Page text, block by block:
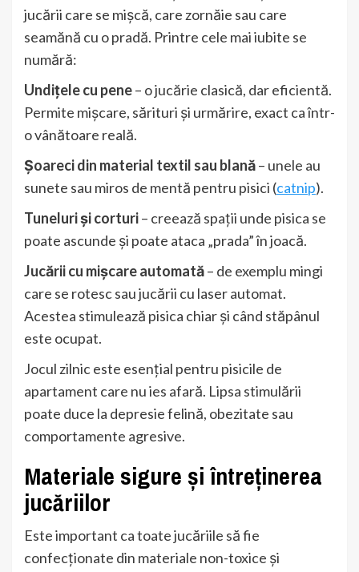
jucării care se mișcă, care zornăie sau care
seamănă cu o pradă. Printre cele mai iubite se
numără:
Undițele cu pene– o jucărie clasică, dar eficientă.
Permite mișcare, sărituri și urmărire, exact ca într-
o vânătoare reală.
Șoareci din material textil sau blană– unele au
sunete sau miros de mentă pentru pisici (catnip).
Tuneluri și corturi– creează spații unde pisica se
poate ascunde și poate ataca „prada” în joacă.
Jucării cu mișcare automată– de exemplu mingi
care se rotesc sau jucării cu laser automat.
Acestea stimulează pisica chiar și când stăpânul
este ocupat.
Jocul zilnic este esențial pentru pisicile de
apartament care nu ies afară. Lipsa stimulării
poate duce la depresie felină, obezitate sau
comportamente agresive.
Materiale sigure și întreținerea
jucăriilor
Este important ca toate jucăriile să fie
confecționate din materiale non-toxice și